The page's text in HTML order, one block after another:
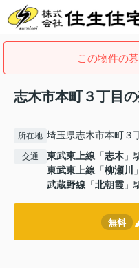
この物件の
志木市本町３丁目
所在地 埼玉県志木市本町３
交通 東武東上線 「志木 」
東武東上線 「柳瀬川
武蔵野線 「北朝霞 」
無料